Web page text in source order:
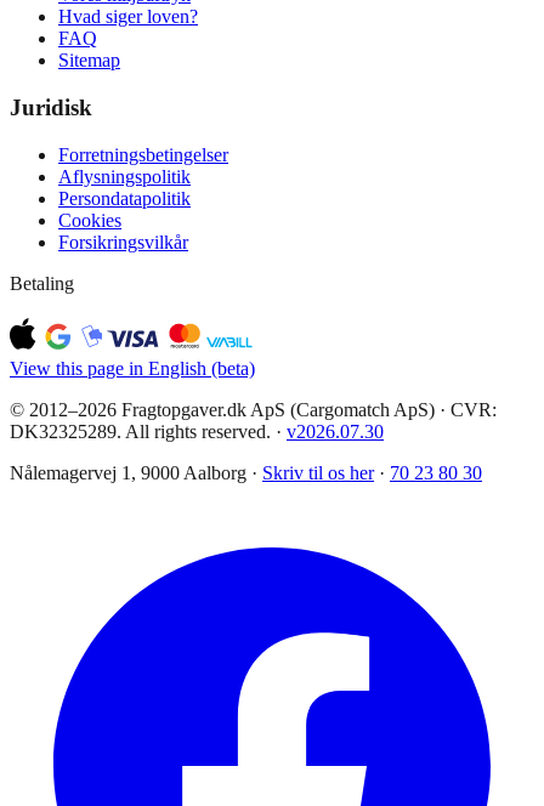
Hvad siger loven?
FAQ
Sitemap
Juridisk
Forretningsbetingelser
Aflysningspolitik
Persondatapolitik
Cookies
Forsikringsvilkår
Betaling
View this page in English (beta)
© 2012–2026 Fragtopgaver.dk ApS (Cargomatch ApS) · CVR:
DK32325289. All rights reserved. · v2026.07.30
Nålemagervej 1, 9000 Aalborg · Skriv til os her · 70 23 80 30